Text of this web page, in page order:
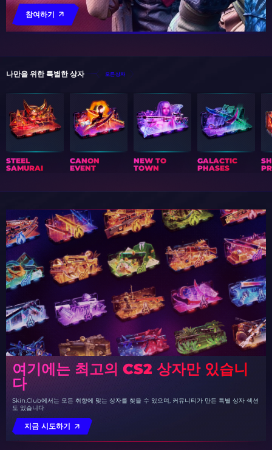
참여하기
나만을 위한 특별한 상자 모든 상자
STEEL
SAMURAI
CANON
EVENT
NEW TO
TOWN
GALACTIC
PHASES
여기에는 최고의 CS2 상자만 있습니
다
Skin.Club에서는 모든 취향에 맞는 상자를 찾을 수 있으며, 커뮤니티가 만든 특별 상자 섹션
도 있습니다
지금 시도하기